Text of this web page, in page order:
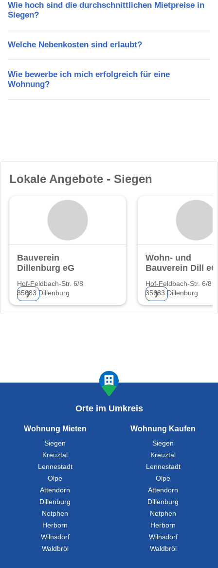
Wie hoch sind die durchschnittlichen Mietpreise in
Siegen?
Welche Nebenkosten sind erlaubt?
Wie bewerbe ich mich erfolgreich für eine
Wohnung?
Lokale Angebote - Siegen
Bauverein
Dillenburg eG
Hof-Feldbach-Str. 6/8
35683 Dillenburg
❯
Wohn- und
Bauverein Dill eG
Hof-Feldbach-Str. 6/8
35683 Dillenburg
❯
Orte im Umkreis
Wohnung Mieten
Siegen
Kreuztal
Lennestadt
Olpe
Attendorn
Dillenburg
Netphen
Herborn
Wilnsdorf
Waldbröl
Wohnung Kaufen
Siegen
Kreuztal
Lennestadt
Olpe
Attendorn
Dillenburg
Netphen
Herborn
Wilnsdorf
Waldbröl